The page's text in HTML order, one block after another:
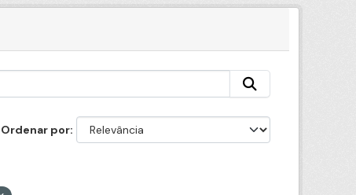
Ordenar por